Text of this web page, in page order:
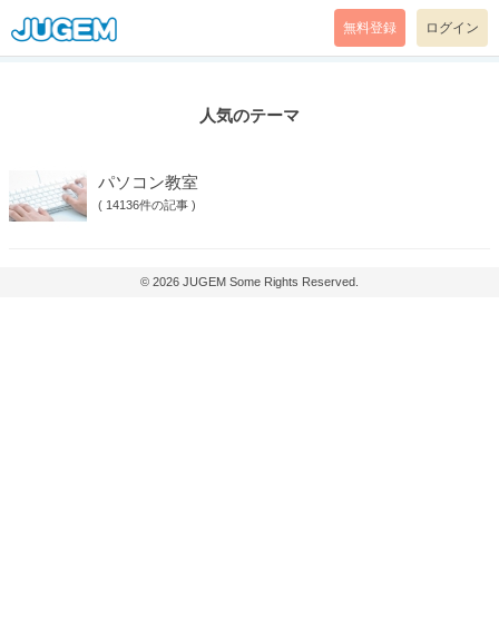
無料登録 ログイン
人気のテーマ
パソコン教室
( 14136件の記事 )
© 2026 JUGEM Some Rights Reserved.